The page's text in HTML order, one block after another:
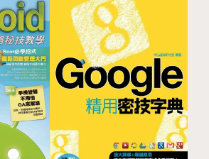
遊戲專案，並且將GoF的所有模式
案之中，光是這一點就很不容易，
思考過讀者的學習步伐，章節的安
進地學會所有的設計模式。讀者若
模式》時，遇到無法理解的部分，
例解析的參考書來使用。
，是一本非常容易閱讀的書籍，因
計模式」的章節架構、內容次序的